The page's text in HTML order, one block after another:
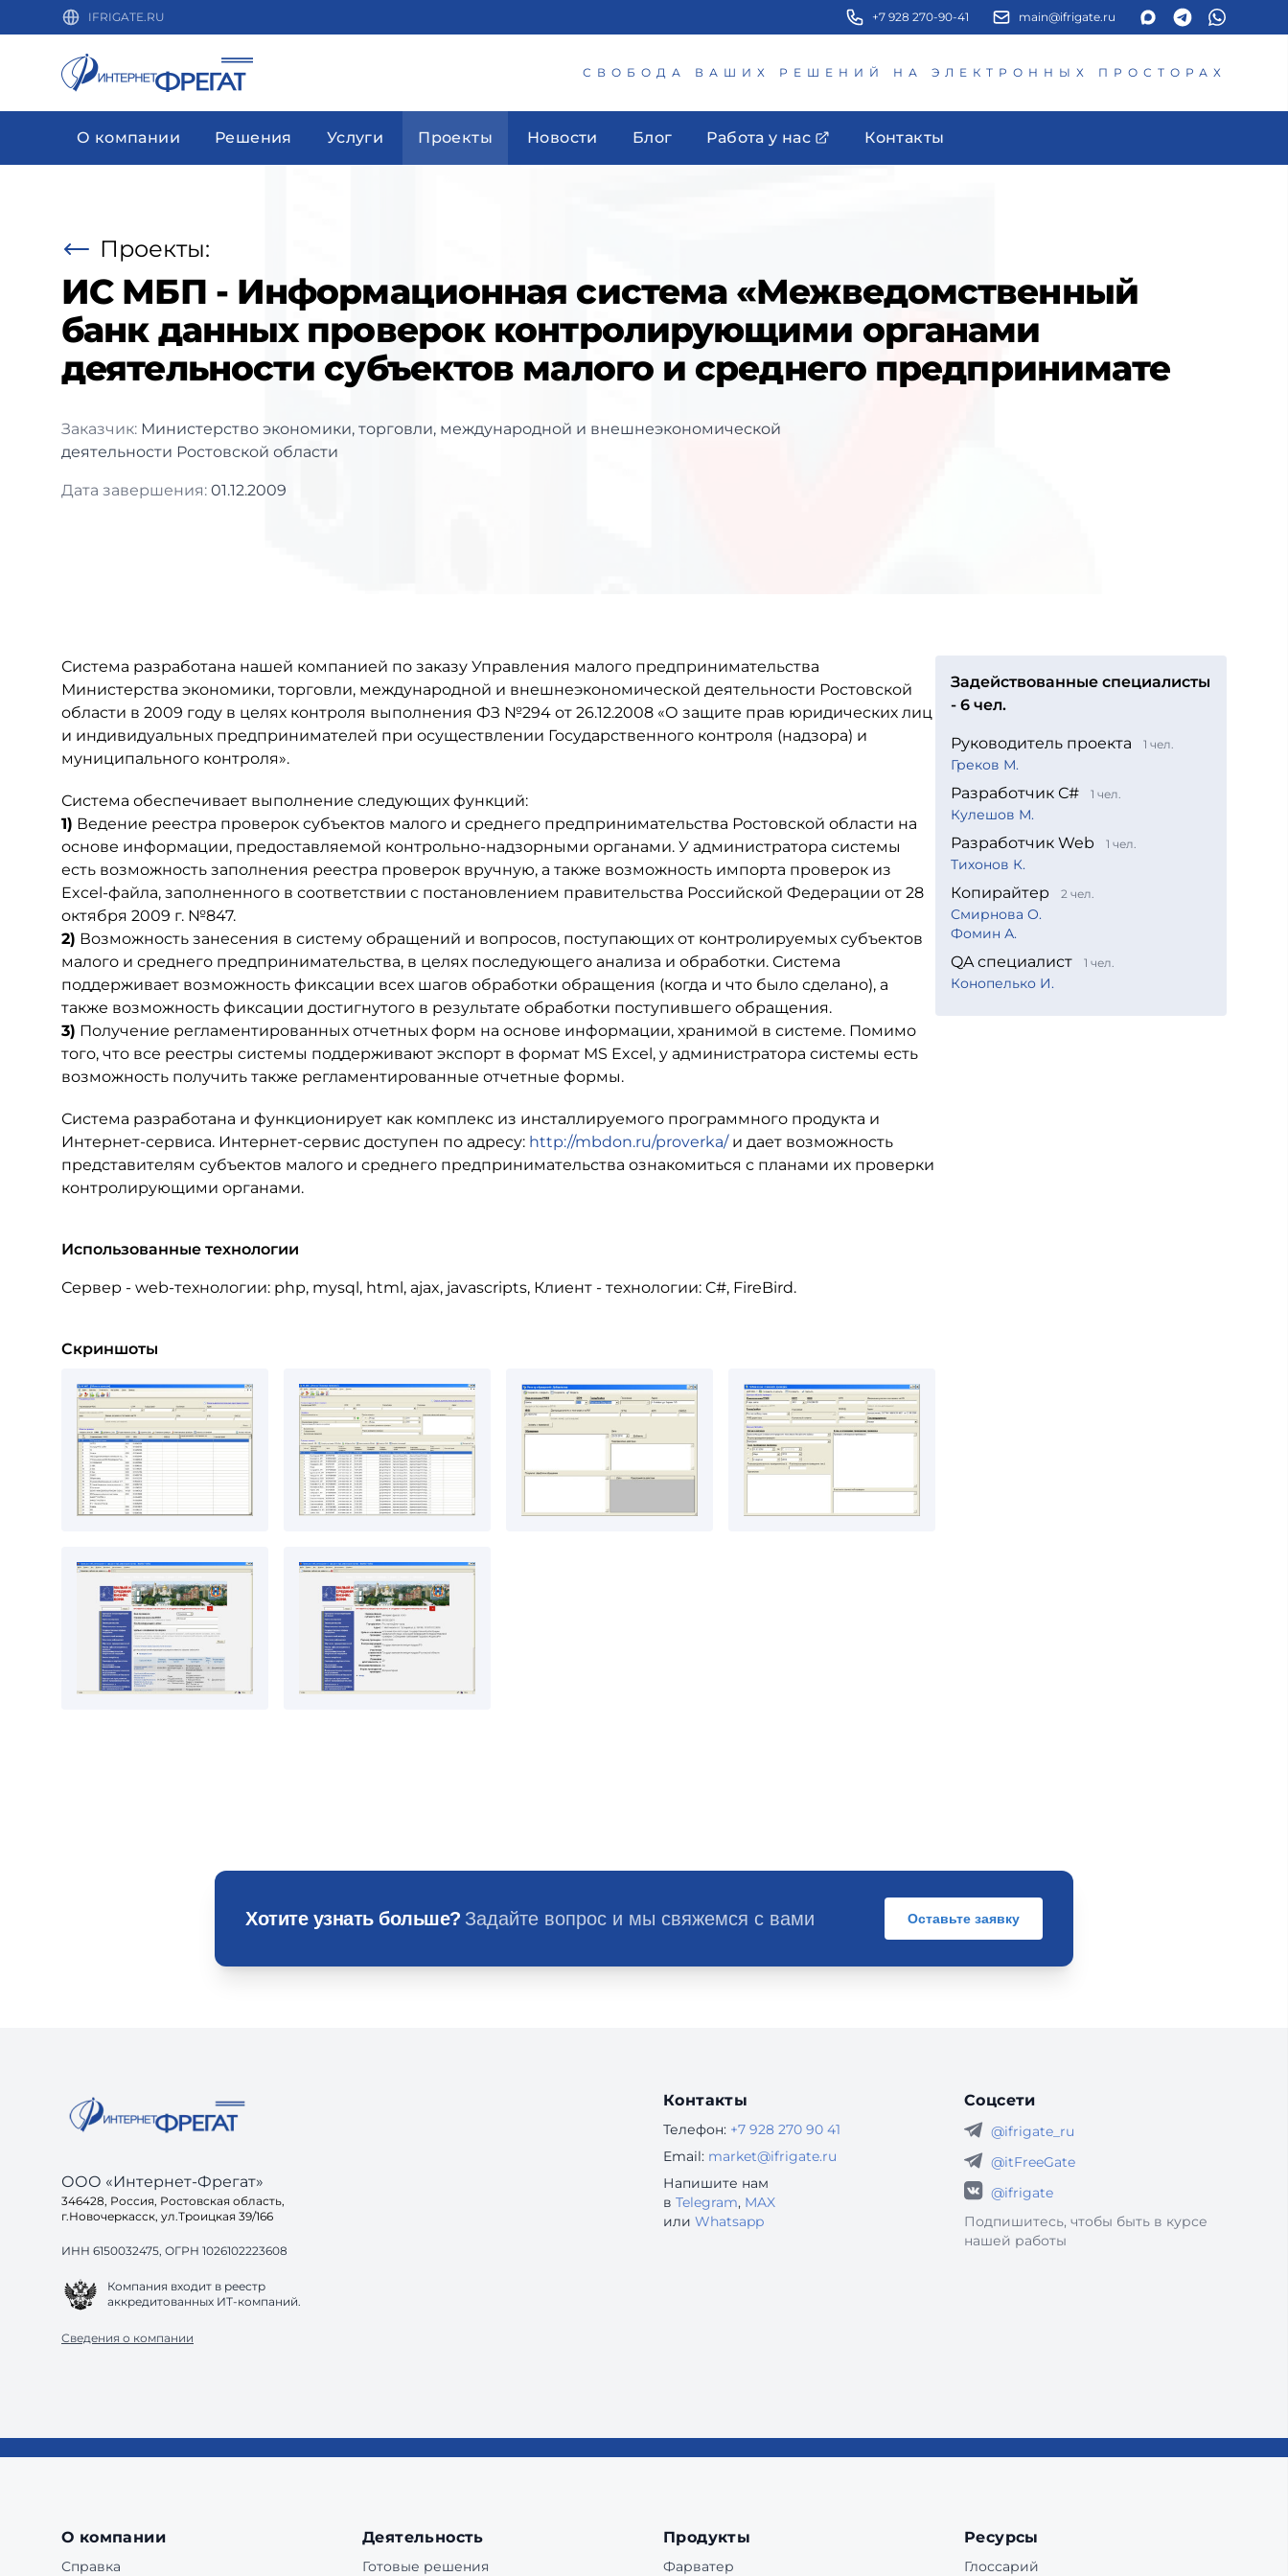
IFRIGATE.RU +7 928 270-90-41 main@ifrigate.ru
СВОБОДА ВАШИХ РЕШЕНИЙ НА ЭЛЕКТРОННЫХ ПРОСТОРАХ
О компании Решения Услуги Проекты Новости Блог Работа у нас Контакты
Проекты:
ИС МБП - Информационная система «Межведомственный
банк данных проверок контролирующими органами
деятельности субъектов малого и среднего предпринимате
Заказчик: Министерство экономики, торговли, международной и внешнеэкономической
деятельности Ростовской области
Дата завершения: 01.12.2009
Система разработана нашей компанией по заказу Управления малого предпринимательства
Министерства экономики, торговли, международной и внешнеэкономической деятельности Ростовской
области в 2009 году в целях контроля выполнения ФЗ №294 от 26.12.2008 «О защите прав юридических лиц
и индивидуальных предпринимателей при осуществлении Государственного контроля (надзора) и
муниципального контроля».
Система обеспечивает выполнение следующих функций:
1) Ведение реестра проверок субъектов малого и среднего предпринимательства Ростовской области на
основе информации, предоставляемой контрольно-надзорными органами. У администратора системы
есть возможность заполнения реестра проверок вручную, а также возможность импорта проверок из
Excel-файла, заполненного в соответствии с постановлением правительства Российской Федерации от 28
октября 2009 г. №847.
2) Возможность занесения в систему обращений и вопросов, поступающих от контролируемых субъектов
малого и среднего предпринимательства, в целях последующего анализа и обработки. Система
поддерживает возможность фиксации всех шагов обработки обращения (когда и что было сделано), а
также возможность фиксации достигнутого в результате обработки поступившего обращения.
3) Получение регламентированных отчетных форм на основе информации, хранимой в системе. Помимо
того, что все реестры системы поддерживают экспорт в формат MS Excel, у администратора системы есть
возможность получить также регламентированные отчетные формы.
Система разработана и функционирует как комплекс из инсталлируемого программного продукта и
Интернет-сервиса. Интернет-сервис доступен по адресу: http://mbdon.ru/proverka/и дает возможность
представителям субъектов малого и среднего предпринимательства ознакомиться с планами их проверки
контролирующими органами.
Использованные технологии
Сервер - web-технологии: php, mysql, html, ajax, javascripts, Клиент - технологии: C#, FireBird.
Скриншоты
Задействованные специалисты
- 6 чел.
Руководитель проекта 1 чел.
Греков М.
Разработчик С# 1 чел.
Кулешов М.
Разработчик Web 1 чел.
Тихонов К.
Копирайтер 2 чел.
Смирнова О.
Фомин А.
QA специалист 1 чел.
Конопелько И.
Хотите узнать больше? Задайте вопрос и мы свяжемся с вами Оставьте заявку
ООО «Интернет-Фрегат»
346428, Россия, Ростовская область,
г.Новочеркасск, ул.Троицкая 39/166
ИНН 6150032475, ОГРН 1026102223608
Компания входит в реестр
аккредитованных ИТ-компаний.
Сведения о компании
Контакты
Телефон: +7 928 270 90 41
Email: market@ifrigate.ru
Напишите нам
в Telegram, MAX
или Whatsapp
Соцсети
@ifrigate_ru
@itFreeGate
@ifrigate
Подпишитесь, чтобы быть в курсе
нашей работы
О компании
Справка
Деятельность
Готовые решения
Продукты
Фарватер
Ресурсы
Глоссарий